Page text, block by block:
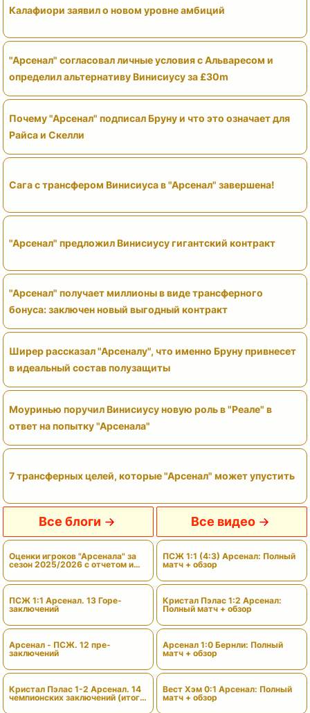
Калафиори заявил о новом уровне амбиций
"Арсенал" согласовал личные условия с Альваресом и
определил альтернативу Винисиусу за £30m
Почему "Арсенал" подписал Бруну и что это означает для
Райса и Скелли
Сага с трансфером Винисиуса в "Арсенал" завершена!
"Арсенал" предложил Винисиусу гигантский контракт
"Арсенал" получает миллионы в виде трансферного
бонуса: заключен новый выгодный контракт
Ширер рассказал "Арсеналу", что именно Бруну привнесет
в идеальный состав полузащиты
Моуринью поручил Винисиусу новую роль в "Реале" в
ответ на попытку "Арсенала"
7 трансферных целей, которые "Арсенал" может упустить
Все блоги
Оценки игроков "Арсенала" за
сезон 2025/2026 с отчетом и
вердиктами
ПСЖ 1:1 Арсенал. 13 Горе-
заключений
Арсенал - ПСЖ. 12 пре-
заключений
Кристал Пэлас 1-2 Арсенал. 14
чемпионских заключений (итоги
Все видео
ПСЖ 1:1 (4:3) Арсенал: Полный
матч + обзор
Кристал Пэлас 1:2 Арсенал:
Полный матч + обзор
Арсенал 1:0 Бернли: Полный
матч + обзор
Вест Хэм 0:1 Арсенал: Полный
матч + обзор